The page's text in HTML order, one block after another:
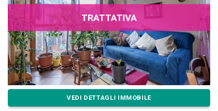
TRATTATIVA
VEDI DETTAGLI IMMOBILE